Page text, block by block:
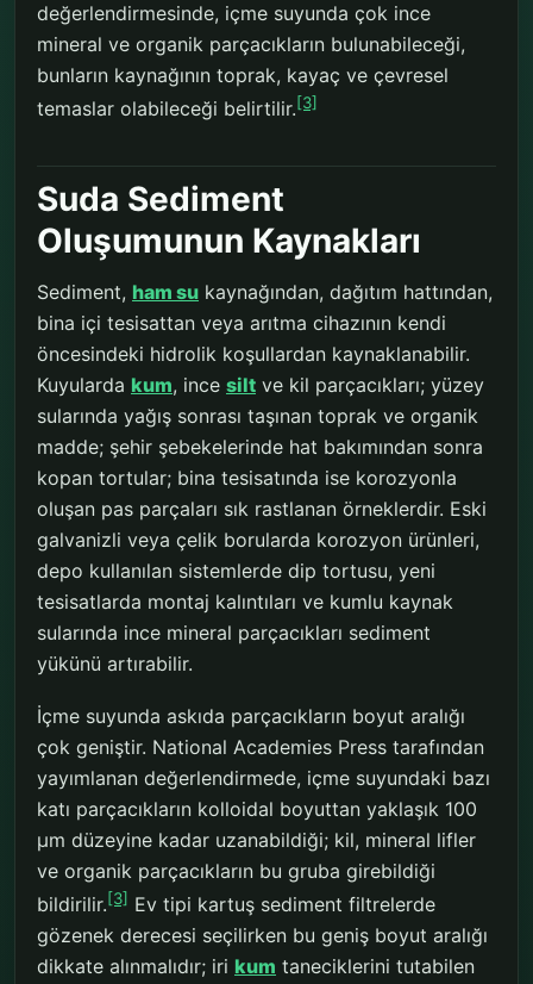
değerlendirmesinde, içme suyunda çok ince
mineral ve organik parçacıkların bulunabileceği,
bunların kaynağının toprak, kayaç ve çevresel
temaslar olabileceği belirtilir.[3]
Suda Sediment
Oluşumunun Kaynakları
Sediment, ham su kaynağından, dağıtım hattından,
bina içi tesisattan veya arıtma cihazının kendi
öncesindeki hidrolik koşullardan kaynaklanabilir.
Kuyularda kum, ince silt ve kil parçacıkları; yüzey
sularında yağış sonrası taşınan toprak ve organik
madde; şehir şebekelerinde hat bakımından sonra
kopan tortular; bina tesisatında ise korozyonla
oluşan pas parçaları sık rastlanan örneklerdir. Eski
galvanizli veya çelik borularda korozyon ürünleri,
depo kullanılan sistemlerde dip tortusu, yeni
tesisatlarda montaj kalıntıları ve kumlu kaynak
sularında ince mineral parçacıkları sediment
yükünü artırabilir.
İçme suyunda askıda parçacıkların boyut aralığı
çok geniştir. National Academies Press tarafından
yayımlanan değerlendirmede, içme suyundaki bazı
katı parçacıkların kolloidal boyuttan yaklaşık 100
µm düzeyine kadar uzanabildiği; kil, mineral lifler
ve organik parçacıkların bu gruba girebildiği
bildirilir.[3] Ev tipi kartuş sediment filtrelerde
gözenek derecesi seçilirken bu geniş boyut aralığı
dikkate alınmalıdır; iri kum taneciklerini tutabilen